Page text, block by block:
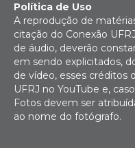
Política de Uso
A reprodução de
citação do Conexão
de áudio, deverão
em sendo explicitados,
de vídeo, esses créditos
UFRJ no YouTube e,
Fotos devem ser
ao nome do fotógrafo.